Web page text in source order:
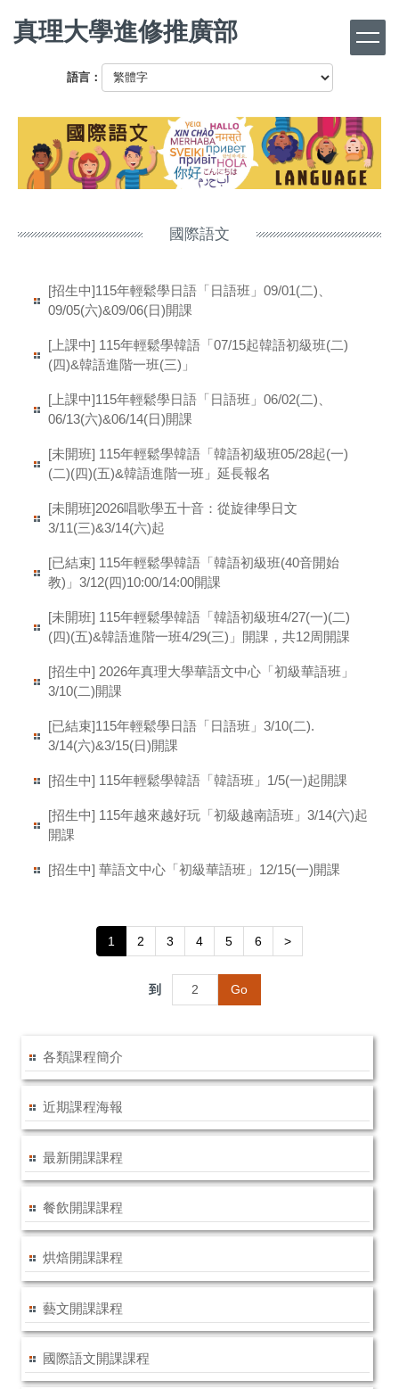
真理大學進修推廣部
語言：
國際語文
[招生中]115年輕鬆學日語「日語班」09/01(二)、
09/05(六)&09/06(日)開課
[上課中] 115年輕鬆學韓語「07/15起韓語初級班(二)
(四)&韓語進階一班(三)」
[上課中]115年輕鬆學日語「日語班」06/02(二)、
06/13(六)&06/14(日)開課
[未開班] 115年輕鬆學韓語「韓語初級班05/28起(一)
(二)(四)(五)&韓語進階一班」延長報名
[未開班]2026唱歌學五十音：從旋律學日文
3/11(三)&3/14(六)起
[已結束] 115年輕鬆學韓語「韓語初級班(40音開始
教)」3/12(四)10:00/14:00開課
[未開班] 115年輕鬆學韓語「韓語初級班4/27(一)(二)
(四)(五)&韓語進階一班4/29(三)」開課，共12周開課
[招生中] 2026年真理大學華語文中心「初級華語班」
3/10(二)開課
[已結束]115年輕鬆學日語「日語班」3/10(二).
3/14(六)&3/15(日)開課
[招生中] 115年輕鬆學韓語「韓語班」1/5(一)起開課
[招生中] 115年越來越好玩「初級越南語班」3/14(六)起
開課
[招生中] 華語文中心「初級華語班」12/15(一)開課
1 2 3 4 5 6 >
到 Go
各類課程簡介
近期課程海報
最新開課課程
餐飲開課課程
烘焙開課課程
藝文開課課程
國際語文開課課程